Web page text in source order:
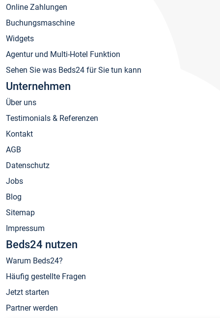
Online Zahlungen
Buchungsmaschine
Widgets
Agentur und Multi-Hotel Funktion
Sehen Sie was Beds24 für Sie tun kann
Unternehmen
Über uns
Testimonials & Referenzen
Kontakt
AGB
Datenschutz
Jobs
Blog
Sitemap
Impressum
Beds24 nutzen
Warum Beds24?
Häufig gestellte Fragen
Jetzt starten
Partner werden